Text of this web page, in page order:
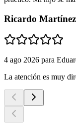
Ricardo Martínez
4 ago 2026 para
La atención es muy